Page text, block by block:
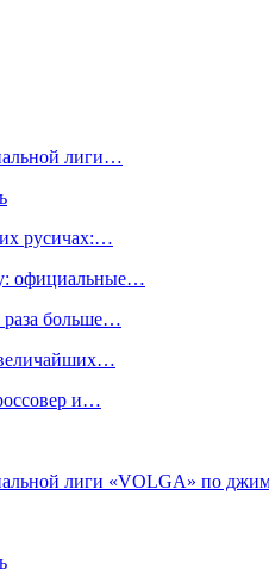
лиги…
русичах:…
официальные…
раза больше…
и…
лиги «VOLGA» по